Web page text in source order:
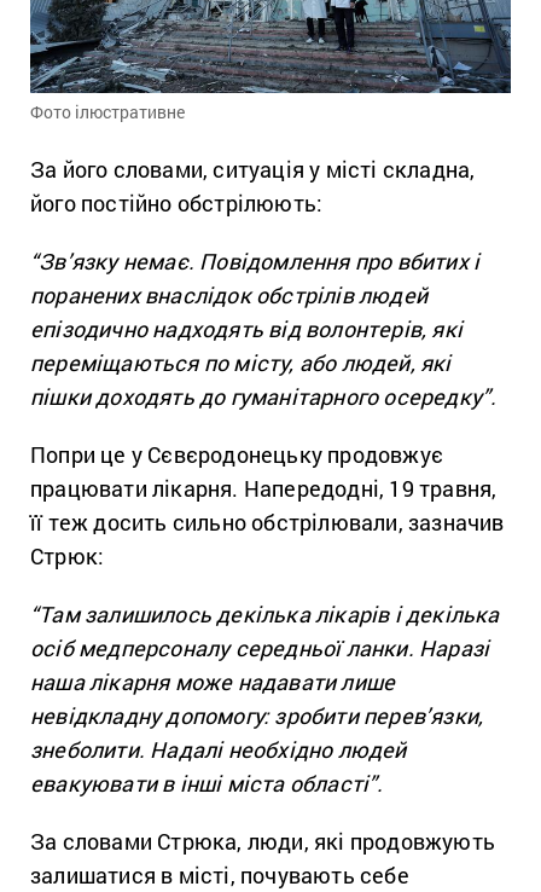
Фото ілюстративне
За його словами, ситуація у місті складна,
його постійно обстрілюють:
“Зв’язку немає. Повідомлення про вбитих і
поранених внаслідок обстрілів людей
епізодично надходять від волонтерів, які
переміщаються по місту, або людей, які
пішки доходять до гуманітарного осередку”.
Попри це у Сєвєродонецьку продовжує
працювати лікарня. Напередодні, 19 травня,
її теж досить сильно обстрілювали, зазначив
Стрюк:
“Там залишилось декілька лікарів і декілька
осіб медперсоналу середньої ланки. Наразі
наша лікарня може надавати лише
невідкладну допомогу: зробити перев’язки,
знеболити. Надалі необхідно людей
евакуювати в інші міста області”.
За словами Стрюка, люди, які продовжують
залишатися в місті, почувають себе